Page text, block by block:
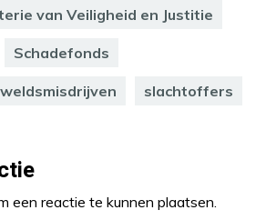
van Veiligheid en Justitie
Schadefonds
slachtoffers
een reactie te kunnen plaatsen.